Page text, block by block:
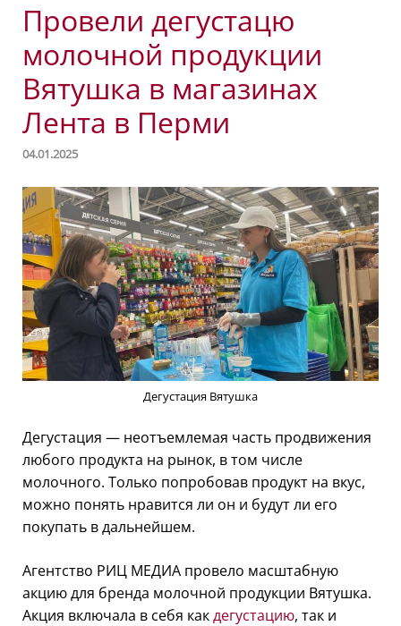
Провели дегустацю
молочной продукции
Вятушка в магазинах
Лента в Перми
04.01.2025
Дегустация Вятушка
Дегустация — неотъемлемая часть продвижения
любого продукта на рынок, в том числе
молочного. Только попробовав продукт на вкус,
можно понять нравится ли он и будут ли его
покупать в дальнейшем.
Агентство РИЦ МЕДИА провело масштабную
акцию для бренда молочной продукции Вятушка.
Акция включала в себя какдегустацию, так и